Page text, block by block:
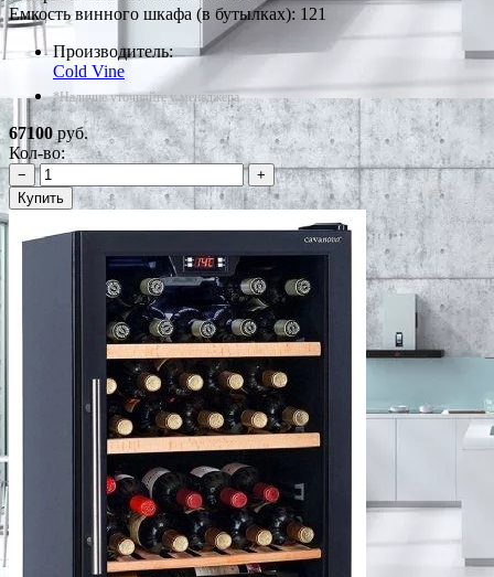
Емкость винного шкафа (в бутылках): 121
Производитель:
Cold Vine
*Наличие уточняйте у менеджера
67100руб.
Кол-во:
−
+
Купить